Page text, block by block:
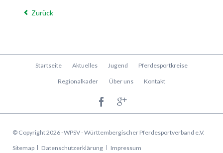
Zurück
Navigation
Startseite Aktuelles Jugend Pferdesportkreise
Regionalkader Über uns Kontakt
© Copyright 2026 · WPSV - Württembergischer Pferdesportverband e.V.
Navigation
Sitemap Datenschutzerklärung Impressum